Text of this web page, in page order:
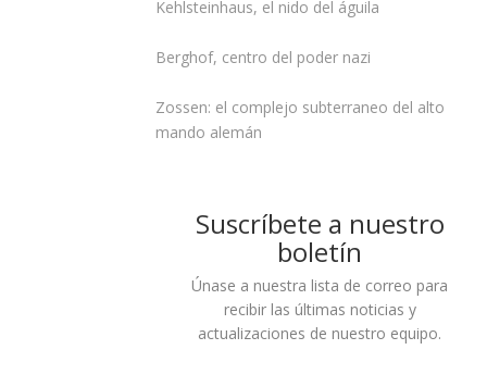
Kehlsteinhaus, el nido del águila
Berghof, centro del poder nazi
Zossen: el complejo subterraneo del alto
mando alemán
Suscríbete a nuestro
boletín
Únase a nuestra lista de correo para
recibir las últimas noticias y
actualizaciones de nuestro equipo.